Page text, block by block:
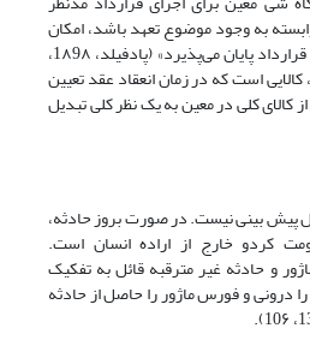
به وجود موضوع تعهد باشد، امکان
اجرای قرارداد وجود ندارد و قرارداد پایان می‌‌پذیرد» (پادفیلد، 1۸9۸،
کالایی است که در زمان انعقاد عقد تعیین
کلی در معین به یک نظر کلی تبدیل
پیش بینی نیست. در صورت بروز حادثه،
کردو خارج از اراده انسان است.
و حادثه غیر مترقبه قائل به تفکیک
درونی و فورس ماژور را حاصل از حادثه